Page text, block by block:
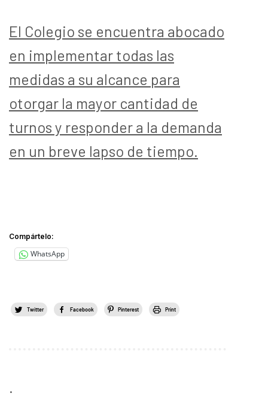
El Colegio se encuentra abocado
en implementar todas las
medidas a su alcance para
otorgar la mayor cantidad de
turnos y responder a la demanda
en un breve lapso de tiempo.
Compártelo:
WhatsApp
Twitter Facebook Pinterest Print
.